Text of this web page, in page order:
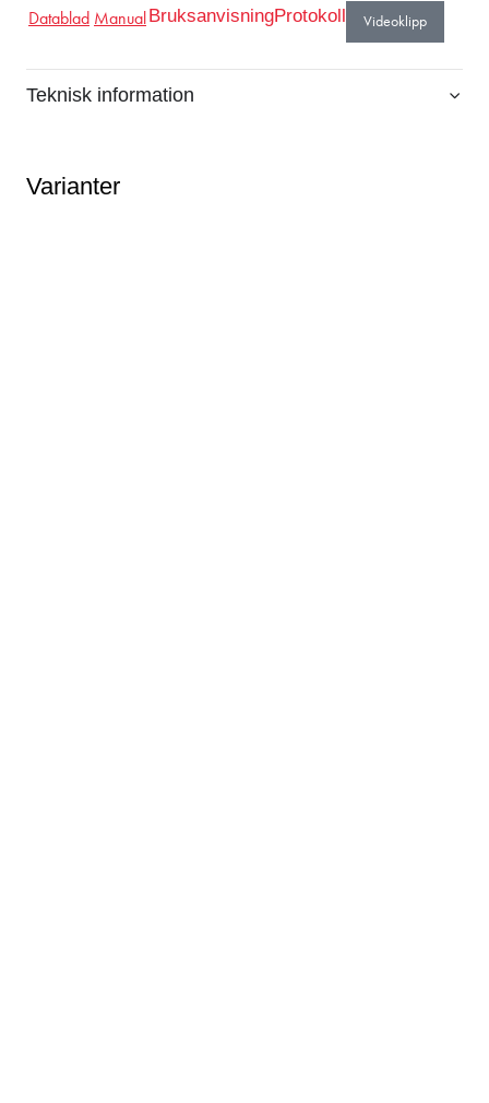
Datablad Manual BruksanvisningProtokoll Videoklipp
Teknisk information
Varianter